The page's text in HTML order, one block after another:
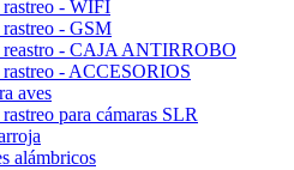
rastreo - WIFI
rastreo - GSM
reastro - CAJA ANTIRROBO
rastreo - ACCESORIOS
aves
para cámaras SLR
alámbricos